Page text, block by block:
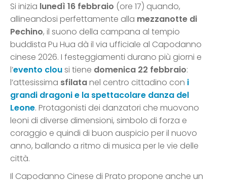
Si inizia lunedì 16 febbraio (ore 17) quando,
allineandosi perfettamente alla mezzanotte di
Pechino, il suono della campana al tempio
buddista Pu Hua dà il via ufficiale al Capodanno
cinese 2026. I festeggiamenti durano più giorni e
l’evento clousi tiene domenica 22 febbraio:
l’attesissima sfilatanel centro cittadino con i
grandi dragoni e la spettacolare danza del
Leone. Protagonisti dei danzatori che muovono
leoni di diverse dimensioni, simbolo di forza e
coraggio e quindi di buon auspicio per il nuovo
anno, ballando a ritmo di musica per le vie delle
città.
Il Capodanno Cinese di Prato propone anche un